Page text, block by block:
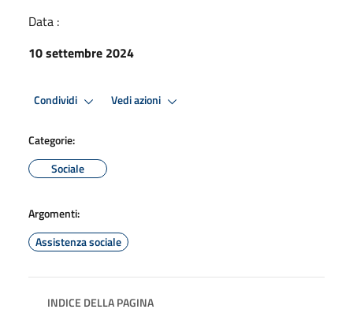
Data :
10 settembre 2024
Condividi Vedi azioni
Categorie:
Sociale
Argomenti:
Assistenza sociale
INDICE DELLA PAGINA